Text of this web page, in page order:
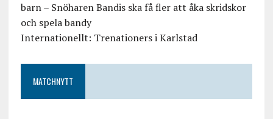
barn – Snöharen Bandis ska få fler att åka skridskor
och spela bandy
Internationellt: Trenationers i Karlstad
MATCHNYTT